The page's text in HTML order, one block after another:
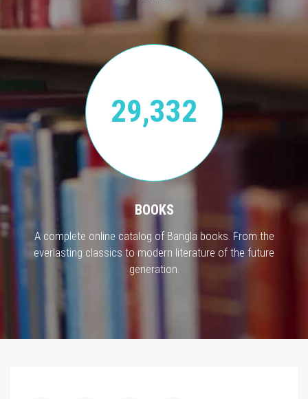
29,332
BOOKS
A complete online catalog of Bangla books. From the
everlasting classics to modern literature of the future
generation.